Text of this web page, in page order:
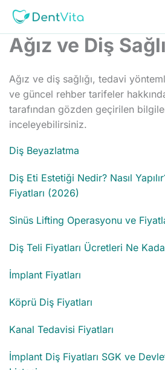
İçeriğe
atla
Ağız ve Diş
Ağız ve diş sağlığı, tedavi
ve güncel rehber tarifeler
tarafından gözden geçirilen
inceleyebilirsiniz.
Diş Beyazlatma
Diş Eti Estetiği Nedir? Nasıl
Fiyatları (2026)
Sinüs Lifting Operasyonu ve
Diş Teli Fiyatları Ücretleri Ne
İmplant Fiyatları
Köprü Diş Fiyatları
Kanal Tedavisi Fiyatları
İmplant Diş Fiyatları SGK ve